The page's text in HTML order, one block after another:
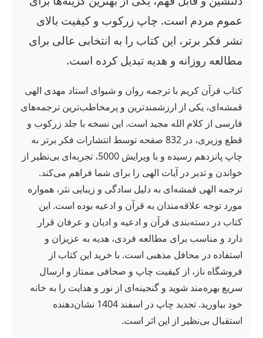
عموم مردم است. چاپ زرکوب و کیفیت بالای
نشر فکر برتر، این کتاب را به انتخابی عالی برای
مطالعه روزانه و هدیه تبدیل کرده است.
کتاب قرآن کریم با ترجمه روان و شیوای استاد مهدی الهی
قمشه‌ای، یکی از ارزشمندترین و پرمخاطب‌ترین ترجمه‌های
فارسی از کلام الله مجید است. این نسخه با جلد زرکوب و
قطع وزیری، در 832 صفحه توسط انتشارات فکر برتر به
چاپ پانزدهم رسیده و با ویرایش 5000، تجربه‌ای بی‌نظیر از
خواندن و تدبر در آیات الهی را برای شما فراهم می‌کند.
ترجمه الهی قمشه‌ای به دلیل سادگی و زیبایی نثر، همواره
مورد توجه علاقه‌مندان به قرآن و ادعیه بوده است. این
کتاب در دسته‌بندی قرآن و ادعیه و ادیان و عرفان قرار
دارد و مناسب برای مطالعه فردی، هدیه به عزیزان و
استفاده در محافل مذهبی است. با خرید این کتاب از
فروشگاه ناز، از کیفیت چاپ و صحافی ممتاز و ارسال
سریع بهره‌مند شوید و گنجینه‌ای از نور و هدایت را به خانه
خود بیاورید. تجدید چاپ در اسفند 1404 نشان‌دهنده
استقبال بی‌نظیر از این اثر است.